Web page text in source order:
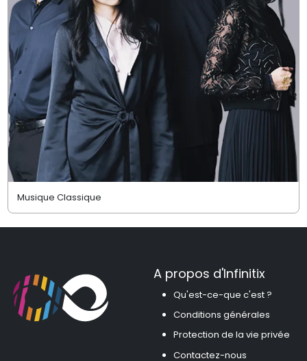
Musique Classique
A propos d'Infinitix
Qu'est-ce-que c'est ?
Conditions générales
Protection de la vie privée
Contactez-nous